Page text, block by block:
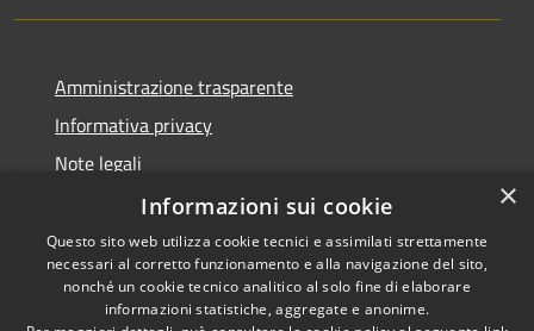
Amministrazione trasparente
Informativa privacy
Note legali
Dichiarazione di accessibilità
RSS Copyright © 2026 • Comune di
×
Informazioni sui cookie
Questo sito web utilizza cookie tecnici e assimilati strettamente
necessari al corretto funzionamento e alla navigazione del sito,
nonché un cookie tecnico analitico al solo fine di elaborare
informazioni statistiche, aggregate e anonime.